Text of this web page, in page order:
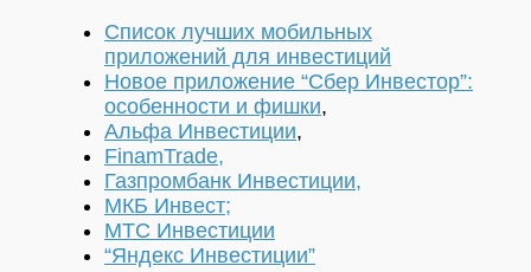
Список лучших мобильных
приложений для инвестиций
Новое приложение “Сбер Инвестор”:
особенности и фишки,
Альфа Инвестиции,
FinamTrade,
Газпромбанк Инвестиции,
МКБ Инвест;
МТС Инвестиции
“Яндекс Инвестиции”